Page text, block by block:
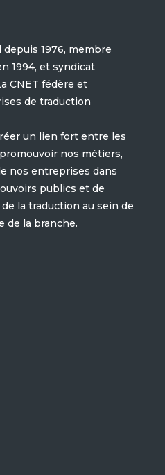
1976, membre
1994, et syndicat
CNET fédère et
de traduction
un lien fort entre les
nos métiers,
nos entreprises dans
publics et de
la traduction au sein de
de la branche.